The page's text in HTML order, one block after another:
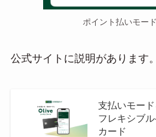
ポイント払いモー
公式サイトに説明があります。
支払いモー
フレキシブ
カード